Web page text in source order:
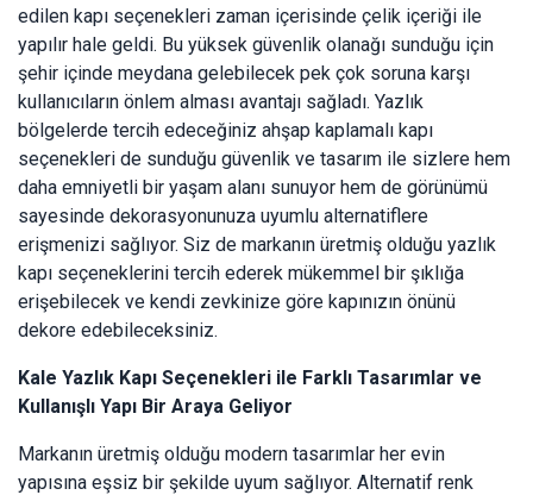
edilen kapı seçenekleri zaman içerisinde çelik içeriği ile
yapılır hale geldi. Bu yüksek güvenlik olanağı sunduğu için
şehir içinde meydana gelebilecek pek çok soruna karşı
kullanıcıların önlem alması avantajı sağladı. Yazlık
bölgelerde tercih edeceğiniz ahşap kaplamalı kapı
seçenekleri de sunduğu güvenlik ve tasarım ile sizlere hem
daha emniyetli bir yaşam alanı sunuyor hem de görünümü
sayesinde dekorasyonunuza uyumlu alternatiflere
erişmenizi sağlıyor. Siz de markanın üretmiş olduğu yazlık
kapı seçeneklerini tercih ederek mükemmel bir şıklığa
erişebilecek ve kendi zevkinize göre kapınızın önünü
dekore edebileceksiniz.
Kale Yazlık Kapı Seçenekleri ile Farklı Tasarımlar ve
Kullanışlı Yapı Bir Araya Geliyor
Markanın üretmiş olduğu modern tasarımlar her evin
yapısına eşsiz bir şekilde uyum sağlıyor. Alternatif renk